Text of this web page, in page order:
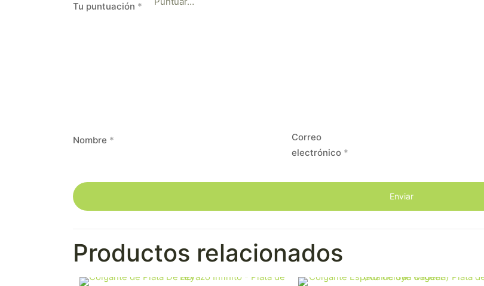
Tu puntuación *
Nombre *
Correo
electrónico *
Productos relacionados